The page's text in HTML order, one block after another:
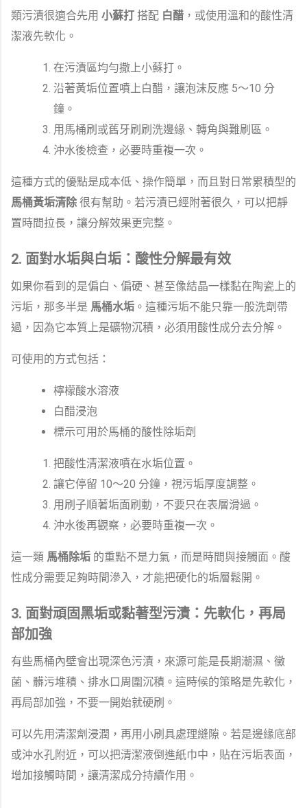
類污漬很適合先用 小蘇打 搭配 白醋 ，或使用溫和的酸性清
潔液先軟化。
在污漬區均勻撒上小蘇打。
沿著黃垢位置噴上白醋，讓泡沫反應 5～10 分
鐘。
用馬桶刷或舊牙刷刷洗邊緣、轉角與難刷區。
沖水後檢查，必要時重複一次。
這種方式的優點是成本低、操作簡單，而且對日常累積型的
馬桶黃垢清除很有幫助。若污漬已經附著很久，可以把靜
置時間拉長，讓分解效果更完整。
2. 面對水垢與白垢：酸性分解最有效
如果你看到的是偏白、偏硬、甚至像結晶一樣黏在陶瓷上的
污垢，那多半是 馬桶水垢 。這種污垢不能只靠一般洗劑帶
過，因為它本質上是礦物沉積，必須用酸性成分去分解。
可使用的方式包括：
檸檬酸水溶液
白醋浸泡
標示可用於馬桶的酸性除垢劑
把酸性清潔液噴在水垢位置。
讓它停留 10～20 分鐘，視污垢厚度調整。
用刷子順著垢面刷動，不要只在表層滑過。
沖水後再觀察，必要時重複一次。
這一類 馬桶除垢 的重點不是力氣，而是時間與接觸面。酸
性成分需要足夠時間滲入，才能把硬化的垢層鬆開。
3. 面對頑固黑垢或黏著型污漬：先軟化，再局
部加強
有些馬桶內壁會出現深色污漬，來源可能是長期潮濕、黴
菌、髒污堆積、排水口周圍沉積。這時候的策略是先軟化，
再局部加強，不要一開始就硬刷。
可以先用清潔劑浸潤，再用小刷具處理縫隙。若是邊緣底部
或沖水孔附近，可以把清潔液倒進紙巾中，貼在污垢表面，
增加接觸時間，讓清潔成分持續作用。